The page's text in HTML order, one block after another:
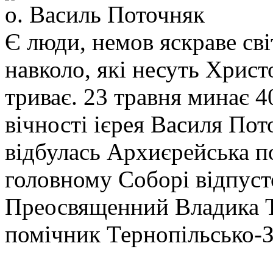
о. Василь Поточняк
Є люди, немов яскраве
навколо, які несуть
триває. 23 травня минає
вічності ієрея Василя
відбулась Архиєрейська
головному Соборі
Преосвященний Владика
помічник